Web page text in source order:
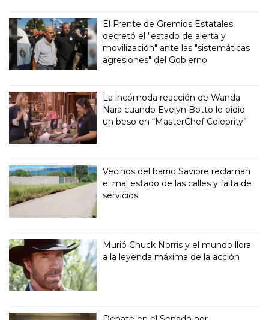
El Frente de Gremios Estatales
decretó el "estado de alerta y
movilización" ante las "sistemáticas
agresiones" del Gobierno
La incómoda reacción de Wanda
Nara cuando Evelyn Botto le pidió
un beso en “MasterChef Celebrity”
Vecinos del barrio Saviore reclaman
el mal estado de las calles y falta de
servicios
Murió Chuck Norris y el mundo llora
a la leyenda máxima de la acción